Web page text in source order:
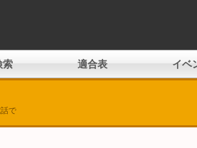
索 適合表 イベ
で